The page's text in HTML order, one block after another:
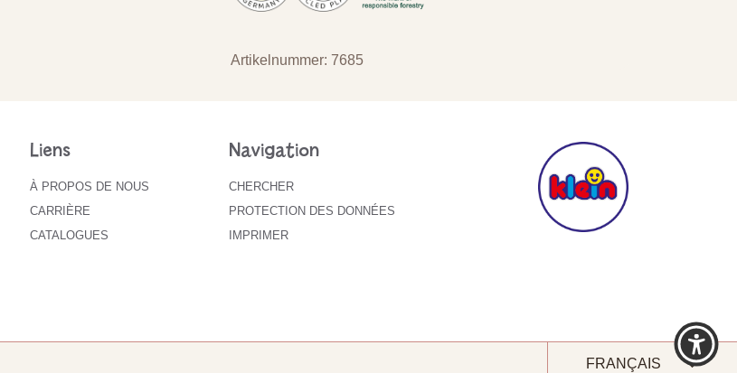
Artikelnummer: 7685
Liens
À PROPOS DE NOUS
CARRIÈRE
CATALOGUES
Navigation
CHERCHER
PROTECTION DES DONNÉES
IMPRIMER
FRANÇAIS